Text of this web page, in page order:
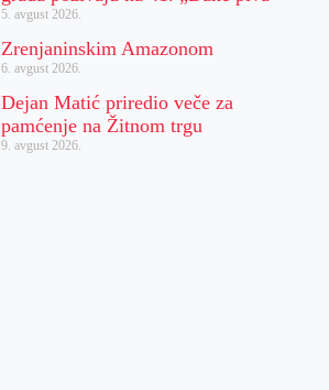
5. avgust 2026.
Zrenjaninskim Amazonom
6. avgust 2026.
Dejan Matić priredio veče za
pamćenje na Žitnom trgu
9. avgust 2026.